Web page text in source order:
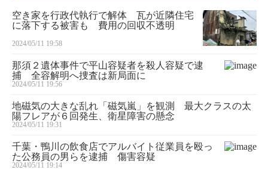
空き家を行政代執行で解体 瓦が近隣住宅
に落下する被害も 費用の回収不透明
2024/05/11 19:58
那須２遺体事件で平山容疑者を殺人容疑で逮
捕 全容解明へ捜査は新局面に
2024/05/11 19:56
地磁気の大きな乱れ「磁気嵐」を観測 最大クラスの太
陽フレアが６回発生、衛星障害の懸念
2024/05/11 19:31
千葉・鴨川の飲食店でアルバイト従業員を殴っ
た公務員の男らを逮捕 傷害容疑
2024/05/11 19:14